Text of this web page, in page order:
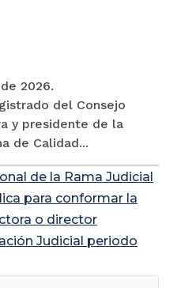
2026.
del Consejo
y presidente de la
de Calidad...
de la Rama Judicial
para conformar la
o director
Judicial periodo